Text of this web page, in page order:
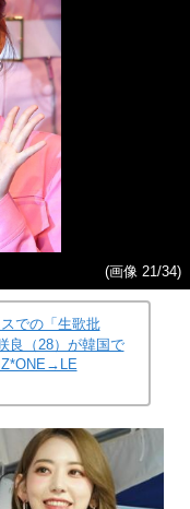
(画像 21/34)
での「生歌批
良（28）が韓国で